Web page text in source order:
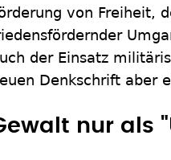
von Freiheit,
der Einsatz
Denkschrift aber
nur als